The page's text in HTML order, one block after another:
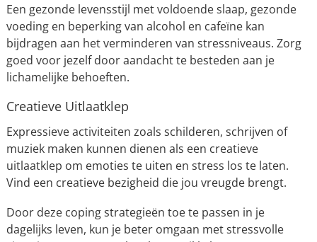
Een gezonde levensstijl met voldoende slaap, gezonde
voeding en beperking van alcohol en cafeïne kan
bijdragen aan het verminderen van stressniveaus. Zorg
goed voor jezelf door aandacht te besteden aan je
lichamelijke behoeften.
Creatieve Uitlaatklep
Expressieve activiteiten zoals schilderen, schrijven of
muziek maken kunnen dienen als een creatieve
uitlaatklep om emoties te uiten en stress los te laten.
Vind een creatieve bezigheid die jou vreugde brengt.
Door deze coping strategieën toe te passen in je
dagelijks leven, kun je beter omgaan met stressvolle